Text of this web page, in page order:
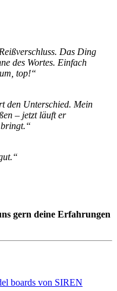
Das Ding
des Wortes. Einfach
top!“
den Unterschied. Mein
– jetzt läuft er
gern deine Erfahrungen